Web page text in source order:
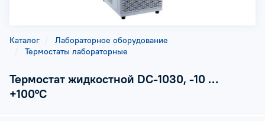
Каталог
Лабораторное оборудование
Термостаты лабораторные
Термостат жидкостной DC-1030, -10 …
+100°C